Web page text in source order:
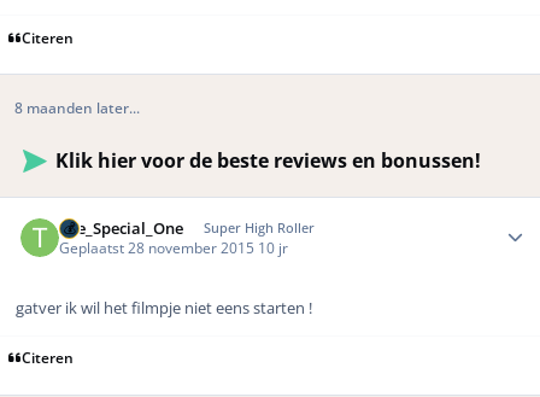
Citeren
8 maanden later...
Klik hier voor de beste reviews en bonussen!
The_Special_One Super High Roller
Geplaatst 28 november 2015 10 jr
gatver ik wil het filmpje niet eens starten !
Citeren